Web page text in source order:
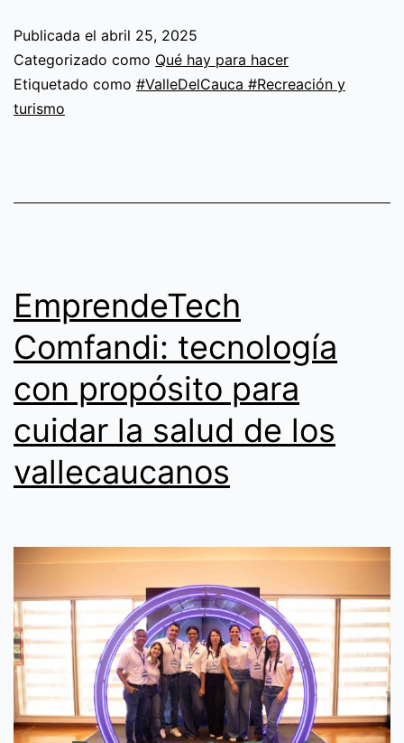
Publicada el abril 25, 2025
Categorizado como Qué hay para hacer
Etiquetado como #ValleDelCauca #Recreación y
turismo
EmprendeTech
Comfandi: tecnología
con propósito para
cuidar la salud de los
vallecaucanos